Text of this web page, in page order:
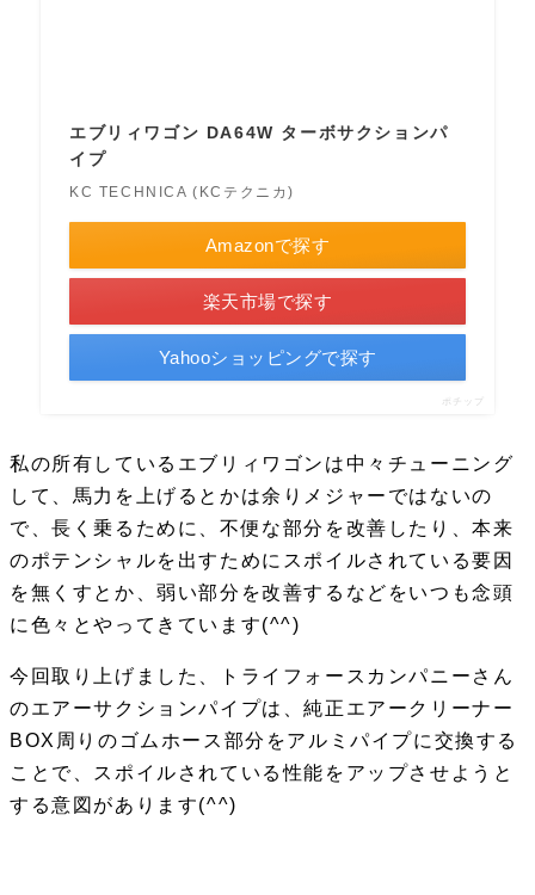
エブリィワゴン DA64W ターボサクションパ
イプ
KC TECHNICA (KCテクニカ)
Amazonで探す
楽天市場で探す
Yahooショッピングで探す
ポチップ
私の所有しているエブリィワゴンは中々チューニング
して、馬力を上げるとかは余りメジャーではないの
で、長く乗るために、不便な部分を改善したり、本来
のポテンシャルを出すためにスポイルされている要因
を無くすとか、弱い部分を改善するなどをいつも念頭
に色々とやってきています(^^)
今回取り上げました、トライフォースカンパニーさん
のエアーサクションパイプは、純正エアークリーナー
BOX周りのゴムホース部分をアルミパイプに交換する
ことで、スポイルされている性能をアップさせようと
する意図があります(^^)